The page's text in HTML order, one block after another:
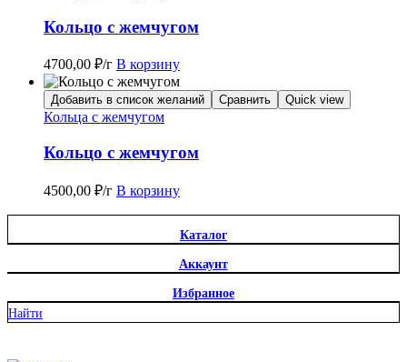
Кольцо с жемчугом
4700,00 ₽/г В корзину
Добавить в список желаний Сравнить Quick view
Кольца с жемчугом
Кольцо с жемчугом
4500,00 ₽/г В корзину
Каталог
Аккаунт
Избранное
Найти